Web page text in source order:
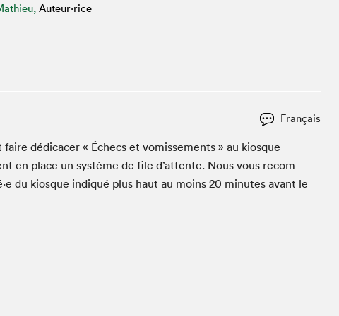
Espace ado | Lis-moi MTL
Liseur Public
Matinées scolaires Hydro-Québec
Narra
Auteur·rice
Français
faire dédi­cac­er « Échecs et vom­isse­ments » au kiosque
en place un sys­tème de file d’at­tente. Nous vous recom­
du kiosque indiqué plus haut au moins 20 min­utes avant le